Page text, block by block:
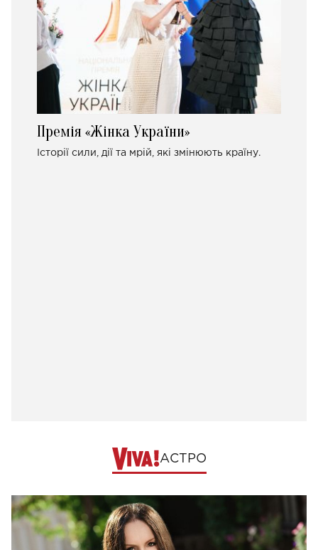
Премія «Жінка України»
Історії сили, дії та мрій, які змінюють країну.
АСТРО